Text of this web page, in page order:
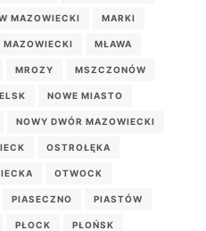
MAZOWIECKI MARKI
MAZOWIECKI MŁAWA
MROZY MSZCZONÓW
NOWE MIASTO
NOWY DWÓR MAZOWIECKI
OSTROŁĘKA
OTWOCK
PIASECZNO PIASTÓW
PŁOCK PŁOŃSK